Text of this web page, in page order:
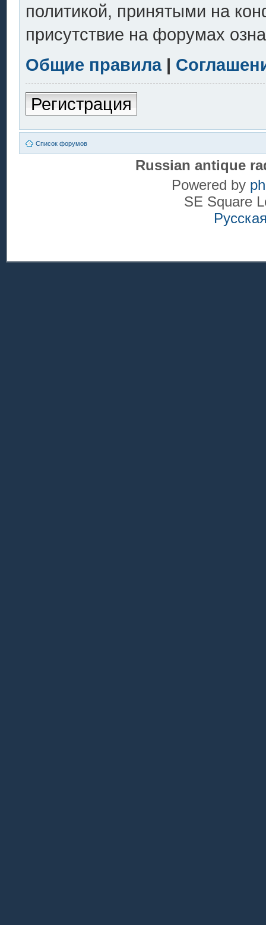
политикой, принятыми на
присутствие на форумах
Общие правила|
Регистрация
Список форумов
Russian antique
Powered by
SE Square